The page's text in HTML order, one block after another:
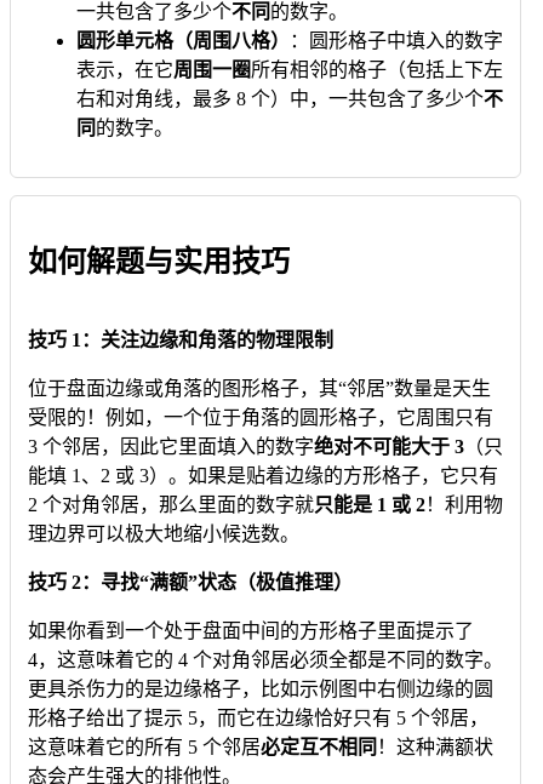
一共包含了多少个不同 的数字。
圆形单元格（周围八格）
：圆形格子中填入的数字
表示，在它周围一圈所有相邻的格子（包括上下左
右和对角线，最多 8 个）中，一共包含了多少个不
同 的数字。
如何解题与实用技巧
技巧 1：关注边缘和角落的物理限制
位于盘面边缘或角落的图形格子，其“邻居”数量是天生
受限的！例如，一个位于角落的圆形格子，它周围只有
3 个邻居，因此它里面填入的数字绝对不可能大于 3 （只
能填 1、2 或 3）。如果是贴着边缘的方形格子，它只有
2 个对角邻居，那么里面的数字就只能是 1 或 2！利用物
理边界可以极大地缩小候选数。
技巧 2：寻找“满额”状态（极值推理）
如果你看到一个处于盘面中间的方形格子里面提示了
4，这意味着它的 4 个对角邻居必须全都是不同的数字。
更具杀伤力的是边缘格子，比如示例图中右侧边缘的圆
形格子给出了提示 5，而它在边缘恰好只有 5 个邻居，
这意味着它的所有 5 个邻居必定互不相同 ！这种满额状
态会产生强大的排他性。